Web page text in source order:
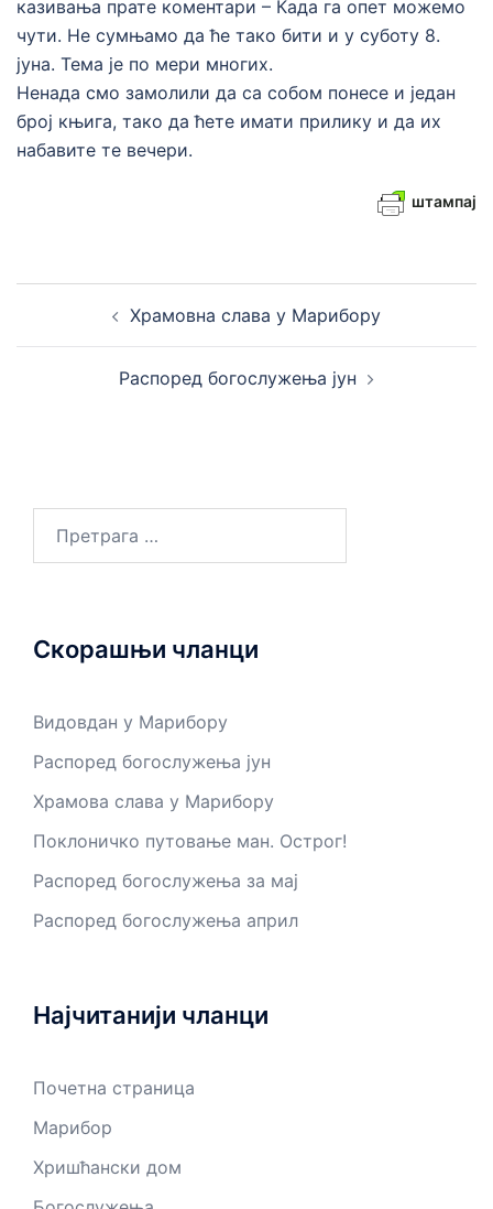
казивања прате коментари – Када га опет можемо
чути. Не сумњамо да ће тако бити и у суботу 8.
јуна. Тема је по мери многих.
Ненада смо замолили да са собом понесе и један
број књига, тако да ћете имати прилику и да их
набавите те вечери.
штампај
чланака Храмовна слава у Марибору
Распоред богослужења јун
Скорашњи чланци
Видовдан у Марибору
Распоред богослужења јун
Храмова слава у Марибору
Поклоничко путовање ман. Острог!
Распоред богослужења за мај
Распоред богослужења април
Најчитанији чланци
Почетна страница
Марибор
Хришћански дом